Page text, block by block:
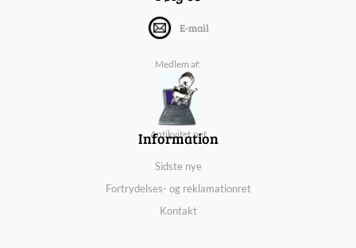
E-mail
Medlem af:
Antikvitet.net
Information
Sidste nye
Fortrydelses- og reklamationret
Kontakt